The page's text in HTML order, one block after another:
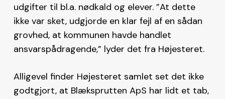
udgifter til bl.a. nødkald og elever. ”At dette
ikke var sket, udgjorde en klar fejl af en sådan
grovhed, at kommunen havde handlet
ansvarspådragende,” lyder det fra Højesteret.
Alligevel finder Højesteret samlet set det ikke
godtgjort, at Blæksprutten ApS har lidt et tab,